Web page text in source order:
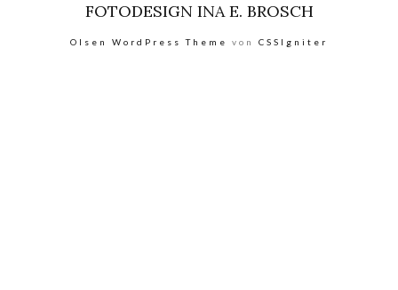
FOTODESIGN INA E. BROSCH
Olsen WordPress Theme von CSSIgniter